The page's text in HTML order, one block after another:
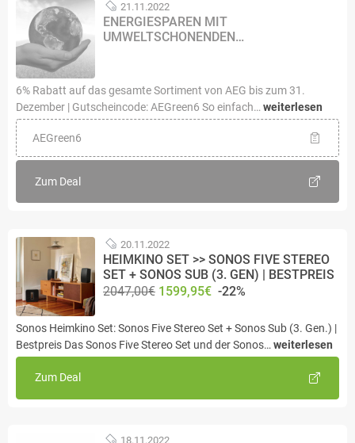
21.11.2022
ENERGIESPAREN MIT
UMWELTSCHONENDEN…
6% Rabatt auf das gesamte Sortiment von AEG bis zum 31.
Dezember | Gutscheincode: AEGreen6 So einfach…weiterlesen
AEGreen6
Zum Deal
20.11.2022
HEIMKINO SET >> SONOS FIVE STEREO
SET + SONOS SUB (3. GEN) | BESTPREIS
2047,00€ 1599,95€ -22%
Sonos Heimkino Set: Sonos Five Stereo Set + Sonos Sub (3. Gen.) |
Bestpreis Das Sonos Five Stereo Set und der Sonos… weiterlesen
Zum Deal
18.11.2022